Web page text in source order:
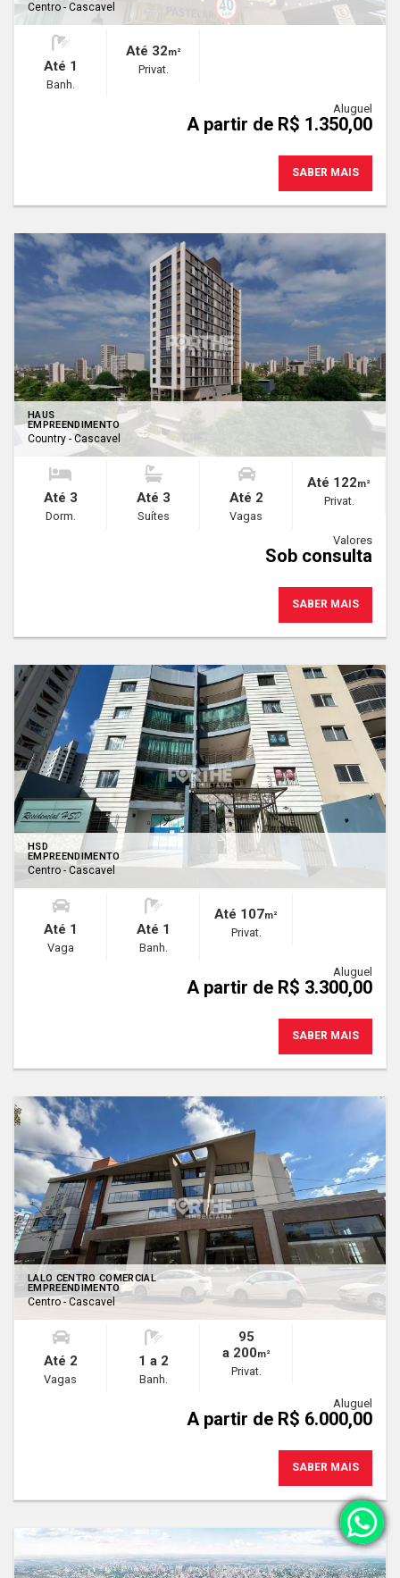
Centro - Cascavel
Até 1
Banh.
Até 32m²
Privat.
Aluguel
A partir de R$ 1.350,00
SABER MAIS
HAUS
EMPREENDIMENTO
Country - Cascavel
Até 3
Dorm.
Até 3
Suítes
Até 2
Vagas
Até 122m²
Privat.
Valores
Sob consulta
SABER MAIS
HSD
EMPREENDIMENTO
Centro - Cascavel
Até 1
Vaga
Até 1
Banh.
Até 107m²
Privat.
Aluguel
A partir de R$ 3.300,00
SABER MAIS
LALO CENTRO COMERCIAL
EMPREENDIMENTO
Centro - Cascavel
Até 2
Vagas
1 a 2
Banh.
95
a 200m²
Privat.
Aluguel
A partir de R$ 6.000,00
SABER MAIS